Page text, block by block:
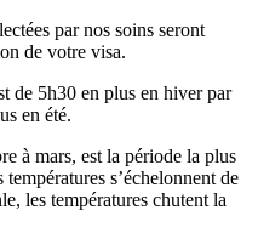
par nos soins seront
de votre visa.
de 5h30 en plus en hiver par
en été.
à mars, est la période la plus
s’échelonnent de
les températures chutent la